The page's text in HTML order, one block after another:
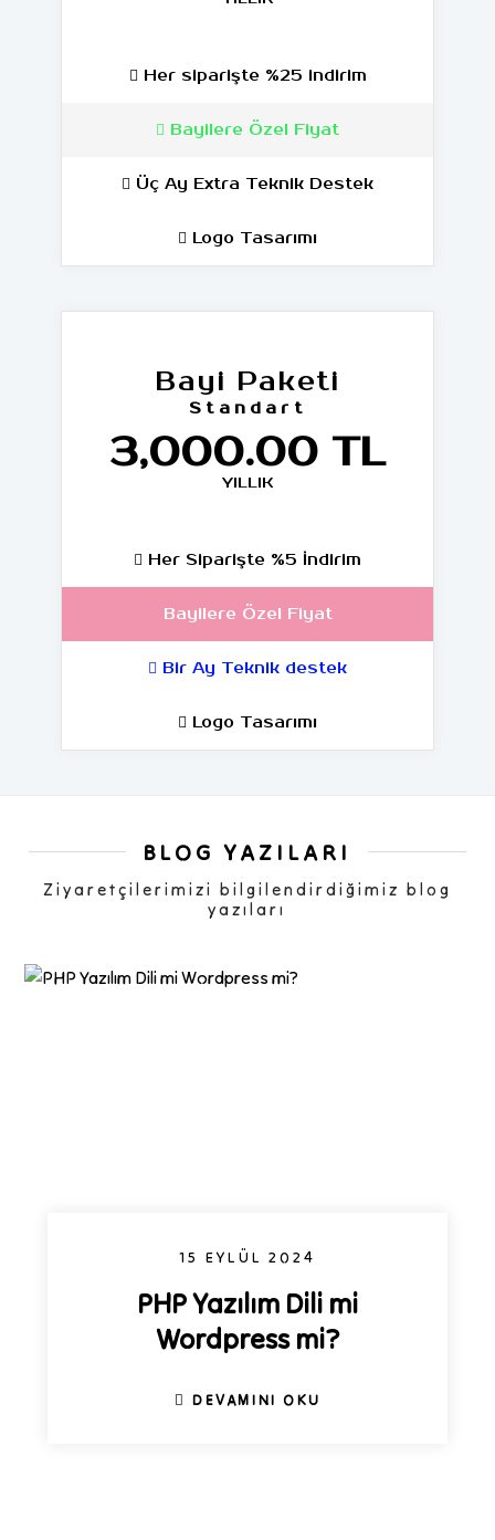
Her siparişte %25 indirim
Bayilere Özel Fiyat
Üç Ay Extra Teknik Destek
Logo Tasarımı
Bayi Paketi
Standart
3,000.00 TL
YILLIK
Her Siparişte %5 İndirim
Bayilere Özel Fiyat
Bir Ay Teknik destek
Logo Tasarımı
BLOG YAZILARI
Ziyaretçilerimizi bilgilendirdiğimiz blog
yazıları
15 EYLÜL 2024
PHP Yazılım Dili mi
Wordpress mi?
DEVAMINI OKU